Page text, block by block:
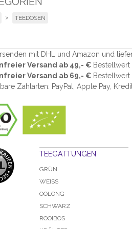
> TEEDOSEN
mit DHL und Amazon und
Versand ab 49,- € Bestellwert
Versand ab 69,- € Bestellwert
Zahlarten: PayPal, Apple Pay,
TEEGATTUNGEN
GRÜN
WEISS
OOLONG
SCHWARZ
ROOIBOS